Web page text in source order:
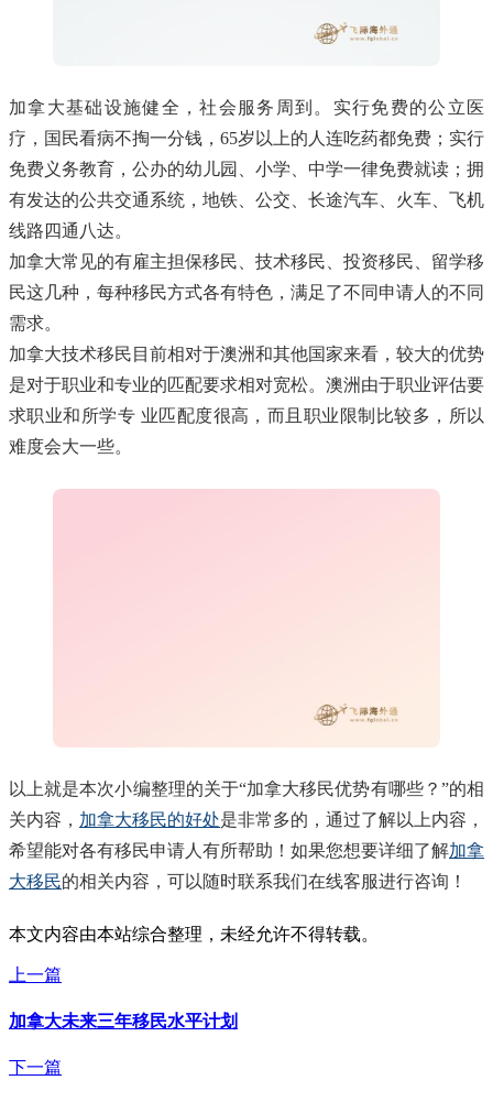
加拿大基础设施健全，社会服务周到。实行免费的公立医
疗，国民看病不掏一分钱，65岁以上的人连吃药都免费；实行
免费义务教育，公办的幼儿园、小学、中学一律免费就读；拥
有发达的公共交通系统，地铁、公交、长途汽车、火车、飞机
线路四通八达。
加拿大常见的有雇主担保移民、技术移民、投资移民、留学移
民这几种，每种移民方式各有特色，满足了不同申请人的不同
需求。
加拿大技术移民目前相对于澳洲和其他国家来看，较大的优势
是对于职业和专业的匹配要求相对宽松。澳洲由于职业评估要
求职业和所学专 业匹配度很高，而且职业限制比较多，所以
难度会大一些。
以上就是本次小编整理的关于“加拿大移民优势有哪些？”的相
关内容， 加拿大移民的好处是非常多的，通过了解以上内容，
希望能对各有移民申请人有所帮助！如果您想要详细了解加拿
大移民的相关内容，可以随时联系我们在线客服进行咨询！
本文内容由本站综合整理，未经允许不得转载。
上一篇
加拿大未来三年移民水平计划
下一篇